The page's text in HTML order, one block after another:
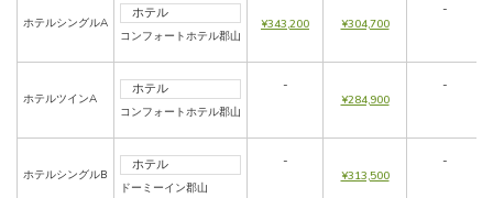
ホテルシングルA
ホテル
コンフォートホテル郡山
¥343,200 ¥304,700
-
ホテルツインA
ホテル
コンフォートホテル郡山
-
¥284,900
-
ホテルシングルB
ホテル
ドーミーイン郡山
-
¥313,500
-